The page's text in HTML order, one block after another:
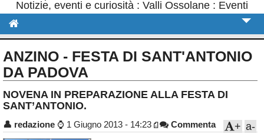
Notizie, eventi e curiosità : Valli Ossolane : Eventi
Politica
Sport
Eventi
Rubriche
ANZINO - FESTA DI SANT'ANTONIO
DA PADOVA
NOVENA IN PREPARAZIONE ALLA FESTA DI
SANT’ANTONIO.
👤 redazione ⌚ 1 Giugno 2013 - 14:23 Commenta a-
+